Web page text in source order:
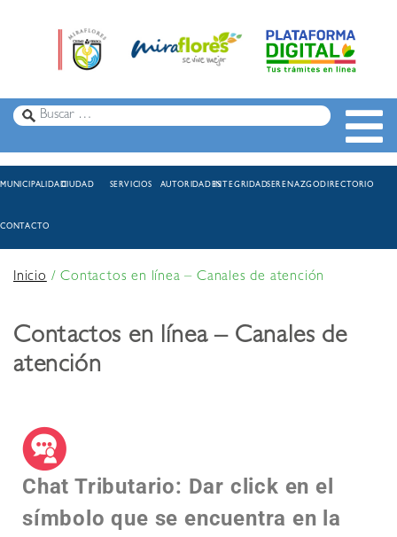
MUNICIPALIDADCIUDAD SERVICIOS AUTORIDADESINTEGRIDADSERENAZGODIRECTORIO
CONTACTO
Inicio/Contactos en línea – Canales de atención
Contactos en línea – Canales de
atención
Chat Tributario: Dar click en el
símbolo que se encuentra en la